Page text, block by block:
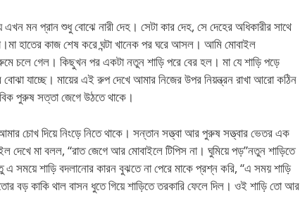
মন প্রান শুধু বোঝে নারী দেহ। সেটা কার দেহ, সে দেহের অধিকারীর সাথে
হাতের কাজ শেষ করে ঘন্টা খানেক পর ঘরে আসল। আমি মোবাইল
চলে গেল। কিছুখন পর একটা নতুন শাড়ি পরে বের হল। মা যে শাড়ি পড়ে
যাচ্ছে। মায়ের এই রুপ দেখে আমার নিজের উপর নিয়ন্ত্রন রাখা আরো কঠিন
পুরুষ সত্তা জেগে উঠতে থাকে।
চোখ দিয়ে নিংড়ে নিতে থাকে। সন্তান সত্ত্বা আর পুরুষ সত্ত্বার ভেতর এক
দেখে মা বলল, “রাত জেগে আর মোবাইলে টিপিস না। ঘুমিয়ে পড়”নতুন শাড়িতে
সময়ে শাড়ি বদলানোর কারন বুঝতে না পেরে মাকে প্রশ্ন করি, “এ সময় শাড়ি
বড় কাকি থাল বাসন ধুতে গিয়ে শাড়িতে তরকারি ফেলে দিল। ওই শাড়ি তো আর